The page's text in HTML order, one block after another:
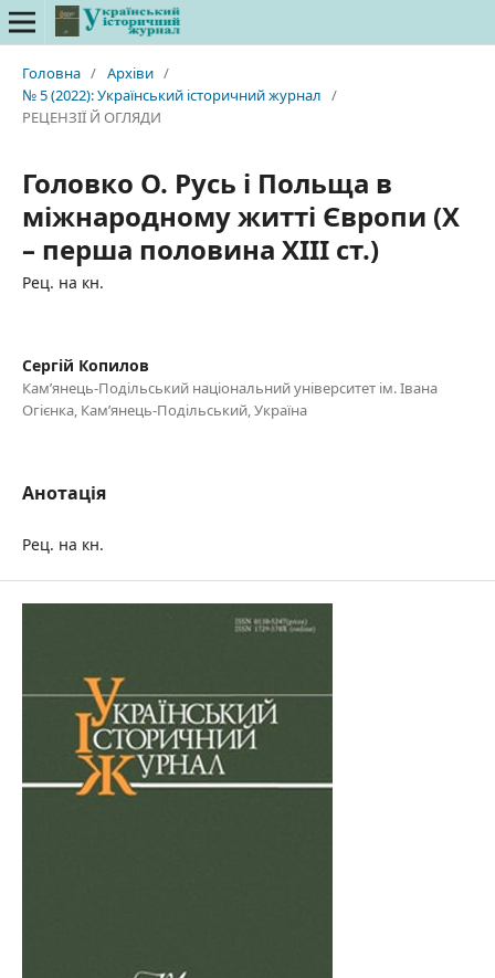
Головна / Архіви /
№ 5 (2022): Український історичний журнал /
РЕЦЕНЗІЇ Й ОГЛЯДИ
Головко О. Русь і Польща в
міжнародному житті Європи (Х
– перша половина ХІІІ ст.)
Рец. на кн.
Сергій Копилов
Кам’янець-Подільський національний університет ім. Івана
Огієнка, Кам’янець-Подільський, Україна
Анотація
Рец. на кн.